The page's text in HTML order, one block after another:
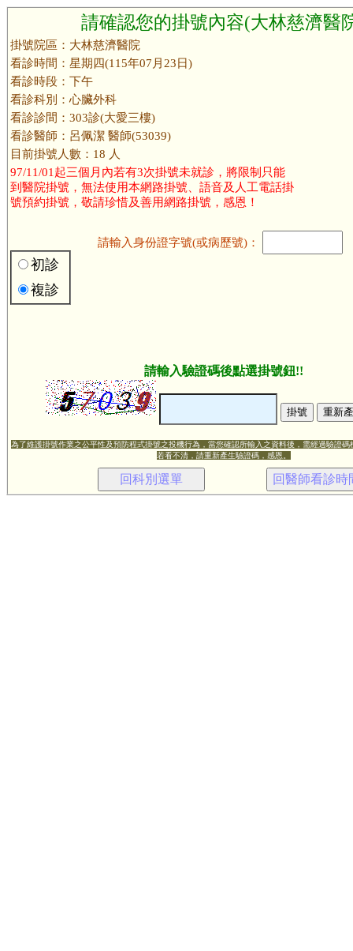
請確認您的掛號內容(大林慈濟醫
掛號院區：大林慈濟醫院
看診時間：星期四(115年07月23日)
看診時段：下午
看診科別：心臟外科
看診診間：303診(大愛三樓)
看診醫師：呂佩潔 醫師(53039)
目前掛號人數：18 人
97/11/01起三個月內若有3次掛號未就診，將限制只能
到醫院掛號，無法使用本網路掛號、語音及人工電話掛
號預約掛號，敬請珍惜及善用網路掛號，感恩！
初診
複診
請輸入身份證字號(或病歷號)：
請輸入驗證碼後點選掛號鈕!!
為了維護掛號作業之公平性及預防程式掛號之投機行為，當您確認所輸入之資料後，需經過驗證碼
若看不清，請重新產生驗證碼，感恩。